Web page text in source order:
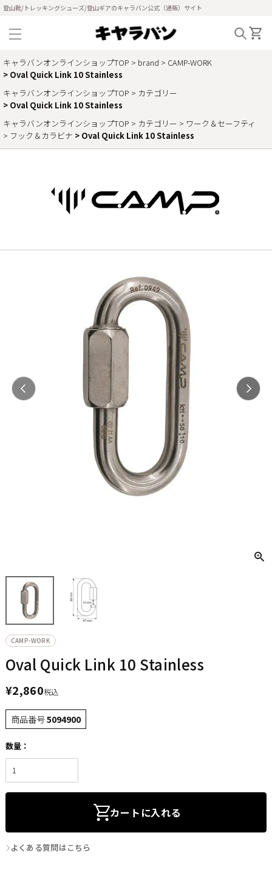
登山靴/トレッキングシューズ/登山ギアのキャラバン公式（通販）サイト
キャラバンオンラインショップTOP brand
CAMP-WORK
Oval Quick Link 10 Stainless
キャラバンオンラインショップTOP
カテゴリー
Oval Quick Link 10 Stainless
キャラバンオンラインショップTOP
カテゴリー
ワーク＆セーフティ
フック＆カラビナ
Oval Quick Link 10 Stainless
CAMP-WORK
Oval Quick Link 10 Stainless
¥2,860税込
商品番号5094900
カートに入れる
よくある質問はこちら